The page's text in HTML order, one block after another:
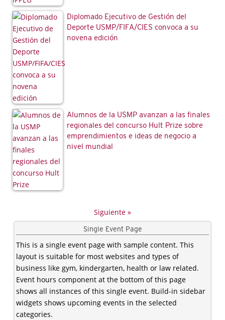
Diplomado Ejecutivo de Gestión del
Deporte USMP/FIFA/CIES convoca a su
novena edición
Alumnos de la USMP avanzan a las finales
regionales del concurso Hult Prize sobre
emprendimientos e ideas de negocio a
nivel mundial
Siguiente »
Single Event Page
This is a single event page with sample content. This
layout is suitable for most websites and types of
business like gym, kindergarten, health or law related.
Event hours component at the bottom of this page
shows all instances of this single event. Build-in sidebar
widgets shows upcoming events in the selected
categories.